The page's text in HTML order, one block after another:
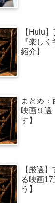
【Hulu
『楽し
紹介】
まとめ：
映画９選
す】
【厳選
る映画
う】